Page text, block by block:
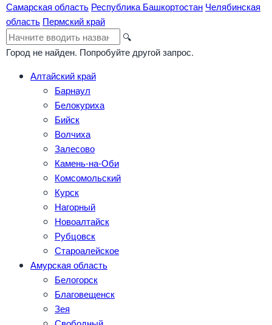
Самарская область Республика Башкортостан Челябинская
область Пермский край
Поиск
города
🔍
Город не найден. Попробуйте другой запрос.
Алтайский край
Барнаул
Белокуриха
Бийск
Волчиха
Залесово
Камень-на-Оби
Комсомольский
Курск
Нагорный
Новоалтайск
Рубцовск
Староалейское
Амурская область
Белогорск
Благовещенск
Зея